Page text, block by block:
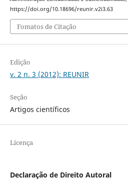
https://doi.org/10.18696/reunir.v2i3.63
Fomatos de Citação
Edição
v. 2 n. 3 (2012): REUNIR
Seção
Artigos científicos
Licença
Declaração de Direito Autoral